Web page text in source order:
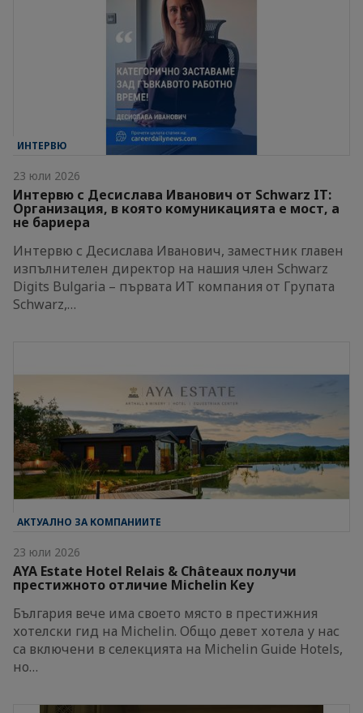
ИНТЕРВЮ
23 юли 2026
Интервю с Десислава Иванович от Schwarz IT:
Организация, в която комуникацията е мост, а
не бариера
Интервю с Десислава Иванович, заместник главен
изпълнителен директор на нашия член Schwarz
Digits Bulgaria – първата ИТ компания от Групата
Schwarz,…
АКТУАЛНО ЗА КОМПАНИИТЕ
23 юли 2026
AYA Estate Hotel Relais & Châteaux получи
престижното отличие Michelin Key
България вече има своето място в престижния
хотелски гид на Michelin. Общо девет хотела у нас
са включени в селекцията на Michelin Guide Hotels,
но…